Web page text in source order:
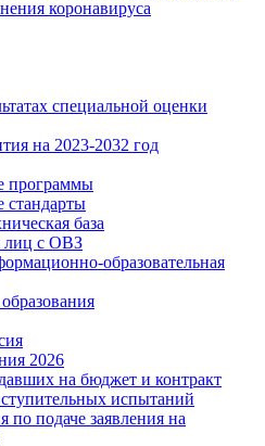
коронавируса
специальной оценки
на 2023-2032 год
программы
стандарты
база
лиц с ОВЗ
образовательная
2026
на бюджет и контракт
испытаний
по подаче заявления на